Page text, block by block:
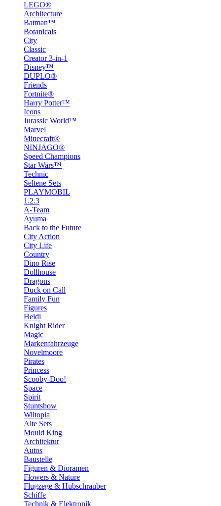
LEGO®
Architecture
Batman™
Botanicals
City
Classic
Creator 3-in-1
Disney™
DUPLO®
Friends
Fortnite®
Harry Potter™
Icons
Jurassic World™
Marvel
Minecraft®
NINJAGO®
Speed Champions
Star Wars™
Technic
Seltene Sets
PLAYMOBIL
1.2.3
A-Team
Ayuma
Back to the Future
City Action
City Life
Country
Dino Rise
Dollhouse
Dragons
Duck on Call
Family Fun
Figures
Heidi
Knight Rider
Magic
Markenfahrzeuge
Novelmoore
Pirates
Princess
Scooby-Doo!
Space
Spirit
Stuntshow
Wiltopia
Alte Sets
Mould King
Architektur
Autos
Baustelle
Figuren & Dioramen
Flowers & Nature
Flugzege & Hubschrauber
Schiffe
Technik & Elektronik